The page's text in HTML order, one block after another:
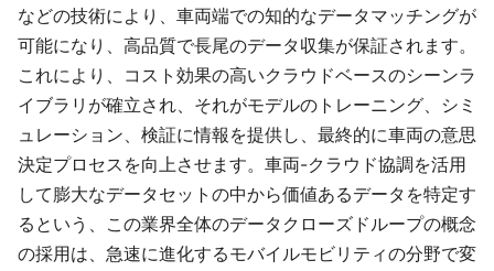
などの技術により、車両端での知的なデータマッチングが
可能になり、高品質で長尾のデータ収集が保証されます。
これにより、コスト効果の高いクラウドベースのシーンラ
イブラリが確立され、それがモデルのトレーニング、シミ
ュレーション、検証に情報を提供し、最終的に車両の意思
決定プロセスを向上させます。車両-クラウド協調を活用
して膨大なデータセットの中から価値あるデータを特定す
るという、この業界全体のデータクローズドループの概念
の採用は、急速に進化するモバイルモビリティの分野で変